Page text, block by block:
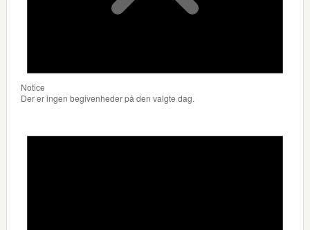
Notice
Der er ingen begivenheder på den valgte dag.